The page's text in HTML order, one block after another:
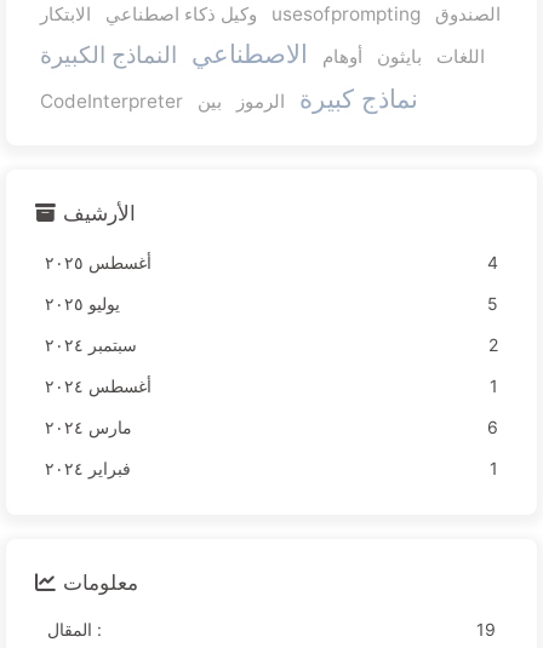
الابتكار
وكيل ذكاء اصطناعي usesofprompting الصندوق
النماذج الكبيرة الاصطناعي أوهام بايثون
اللغات
CodeInterpreter
بين الرموز نماذج كبيرة
الأرشيف
أغسطس ٢٠٢٥
4
يوليو ٢٠٢٥
5
سبتمبر ٢٠٢٤
2
أغسطس ٢٠٢٤
1
مارس ٢٠٢٤
6
فبراير ٢٠٢٤
1
معلومات
المقال : 19